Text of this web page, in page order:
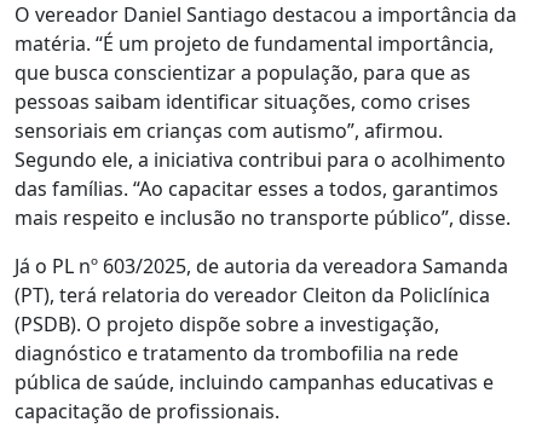
O vereador Daniel Santiago destacou a importância da
matéria. “É um projeto de fundamental importância,
que busca conscientizar a população, para que as
pessoas saibam identificar situações, como crises
sensoriais em crianças com autismo”, afirmou.
Segundo ele, a iniciativa contribui para o acolhimento
das famílias. “Ao capacitar esses a todos, garantimos
mais respeito e inclusão no transporte público”, disse.
Já o PL nº 603/2025, de autoria da vereadora Samanda
(PT), terá relatoria do vereador Cleiton da Policlínica
(PSDB). O projeto dispõe sobre a investigação,
diagnóstico e tratamento da trombofilia na rede
pública de saúde, incluindo campanhas educativas e
capacitação de profissionais.